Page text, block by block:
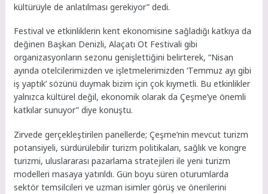
kültürüyle de anlatılması gerekiyor” dedi.
Festival ve etkinliklerin kent ekonomisine sağladığı katkıya da
değinen Başkan Denizli, Alaçatı Ot Festivali gibi
organizasyonların sezonu genişlettiğini belirterek, “Nisan
ayında otelcilerimizden ve işletmelerimizden ‘Temmuz ayı gibi
iş yaptık’ sözünü duymak bizim için çok kıymetli. Bu etkinlikler
yalnızca kültürel değil, ekonomik olarak da Çeşme’ye önemli
katkılar sunuyor” diye konuştu.
Zirvede gerçekleştirilen panellerde; Çeşme’nin mevcut turizm
potansiyeli, sürdürülebilir turizm politikaları, sağlık ve kongre
turizmi, uluslararası pazarlama stratejileri ile yeni turizm
modelleri masaya yatırıldı. Gün boyu süren oturumlarda
sektör temsilcileri ve uzman isimler görüş ve önerilerini